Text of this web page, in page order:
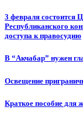
3 февраля состоится
Республиканского
доступа к правосудию
В “Акчабар” нужен
Освещение
Краткое пособие для